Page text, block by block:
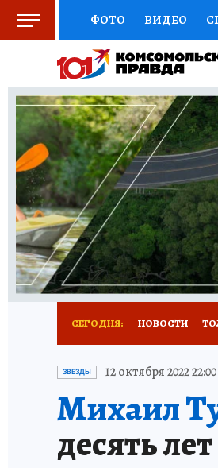
ФОТО ВИДЕО
СОЦПОДДЕРЖКА
ВЫБОР ЭКСПЕРТОВ
КНИЖНАЯ ПОЛКА
ПРЕСС-ЦЕНТР
РАДИО КП
СЕГОДНЯ: НОВОСТИ
ИСПЫТАНО НА
ЗВЕЗДЫ 12 октября 2022 22:00
Михаил
десять